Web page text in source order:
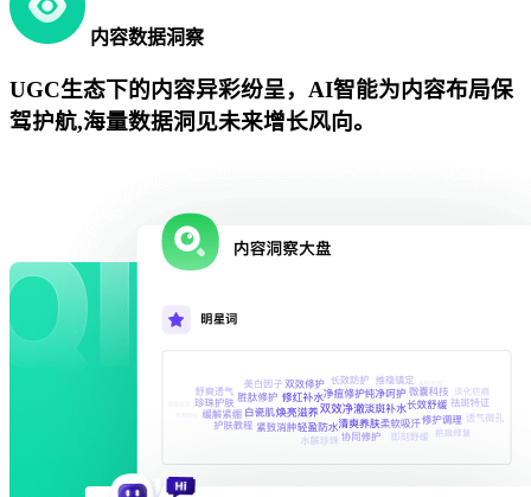
内容数据洞察
UGC生态下的内容异彩纷呈，AI智能为内容布局保
驾护航,海量数据洞见未来增长风向。